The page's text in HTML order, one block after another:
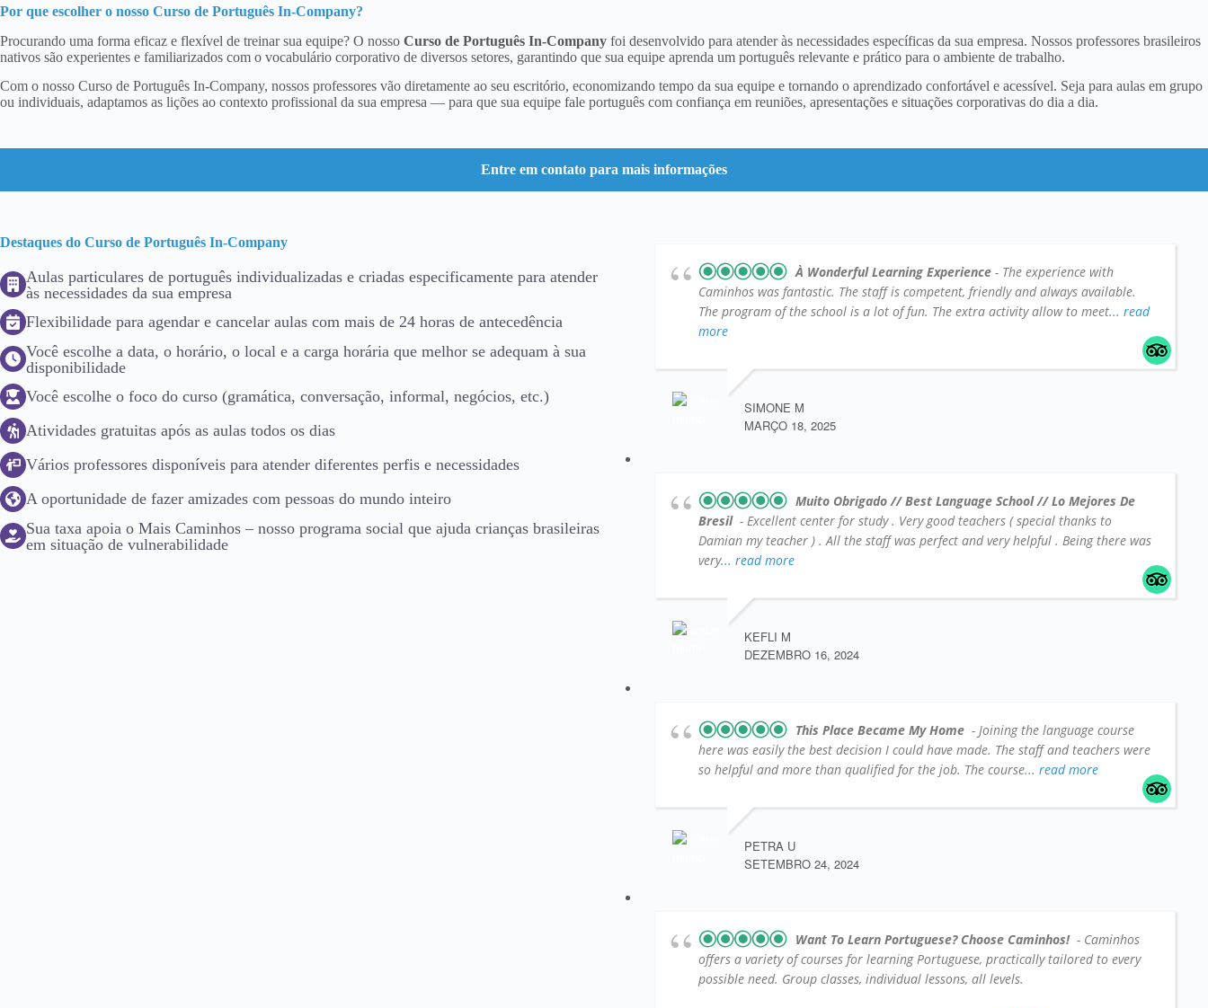
Por que escolher o nosso Curso de Português In-Company?
Procurando uma forma eficaz e flexível de treinar sua equipe? O nosso Curso de Português In-Company foi desenvolvido para atender às necessidades específicas da sua empresa. Nossos professores brasileiros
nativos são experientes e familiarizados com o vocabulário corporativo de diversos setores, garantindo que sua equipe aprenda um português relevante e prático para o ambiente de trabalho.
Com o nosso Curso de Português In-Company, nossos professores vão diretamente ao seu escritório, economizando tempo da sua equipe e tornando o aprendizado confortável e acessível. Seja para aulas em grupo
ou individuais, adaptamos as lições ao contexto profissional da sua empresa — para que sua equipe fale português com confiança em reuniões, apresentações e situações corporativas do dia a dia.
Entre em contato para mais informações
Destaques do Curso de Português In-Company
Aulas particulares de português individualizadas e criadas especificamente para atender
às necessidades da sua empresa
Flexibilidade para agendar e cancelar aulas com mais de 24 horas de antecedência
Você escolhe a data, o horário, o local e a carga horária que melhor se adequam à sua
disponibilidade
Você escolhe o foco do curso (gramática, conversação, informal, negócios, etc.)
Atividades gratuitas após as aulas todos os dias
Vários professores disponíveis para atender diferentes perfis e necessidades
A oportunidade de fazer amizades com pessoas do mundo inteiro
Sua taxa apoia o Mais Caminhos – nosso programa social que ajuda crianças brasileiras
em situação de vulnerabilidade
À Wonderful Learning Experience - The experience with
Caminhos was fantastic. The staff is competent, friendly and always available.
The program of the school is a lot of fun. The extra activity allow to meet... read
more
SIMONE M
MARÇO 18, 2025
Muito Obrigado // Best Language School // Lo Mejores De
Bresil - Excellent center for study . Very good teachers ( special thanks to
Damian my teacher ) . All the staff was perfect and very helpful . Being there was
very... read more
KEFLI M
DEZEMBRO 16, 2024
This Place Became My Home - Joining the language course
here was easily the best decision I could have made. The staff and teachers were
so helpful and more than qualified for the job. The course... read more
PETRA U
SETEMBRO 24, 2024
Want To Learn Portuguese? Choose Caminhos! - Caminhos
offers a variety of courses for learning Portuguese, practically tailored to every
possible need. Group classes, individual lessons, all levels.